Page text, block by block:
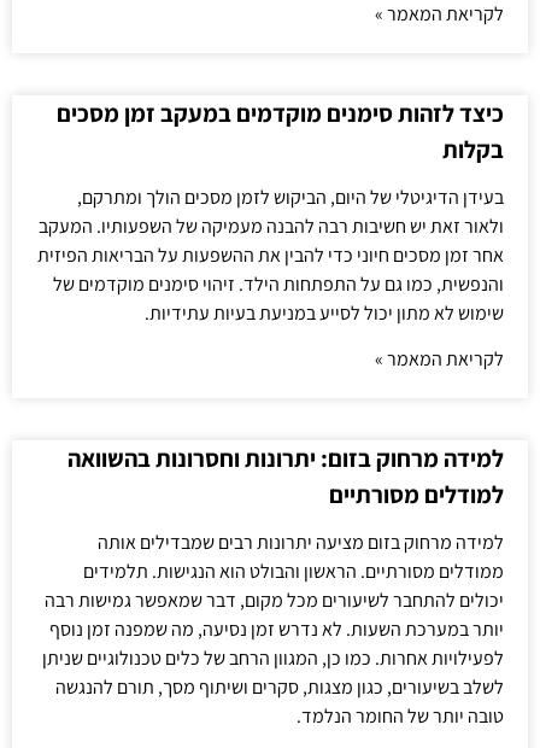
לקריאת המאמר »
כיצד לזהות סימנים מוקדמים במעקב זמן מסכים
בקלות
בעידן הדיגיטלי של היום, הביקוש לזמן מסכים הולך ומתרקם,
ולאור זאת יש חשיבות רבה להבנה מעמיקה של השפעותיו. המעקב
אחר זמן מסכים חיוני כדי להבין את ההשפעות על הבריאות הפיזית
והנפשית, כמו גם על התפתחות הילד. זיהוי סימנים מוקדמים של
שימוש לא מתון יכול לסייע במניעת בעיות עתידיות.
לקריאת המאמר »
למידה מרחוק בזום: יתרונות וחסרונות בהשוואה
למודלים מסורתיים
למידה מרחוק בזום מציעה יתרונות רבים שמבדילים אותה
ממודלים מסורתיים. הראשון והבולט הוא הנגישות. תלמידים
יכולים להתחבר לשיעורים מכל מקום, דבר שמאפשר גמישות רבה
יותר במערכת השעות. לא נדרש זמן נסיעה, מה שמפנה זמן נוסף
לפעילויות אחרות. כמו כן, המגוון הרחב של כלים טכנולוגיים שניתן
לשלב בשיעורים, כגון מצגות, סקרים ושיתוף מסך, תורם להנגשה
טובה יותר של החומר הנלמד.